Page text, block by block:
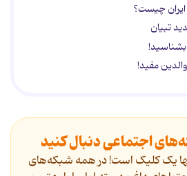
ایران چیست؟
تبیان
بشناسید!
مفید!
اجتماعی دنبال کنید
یک کلیک است! در همه شبکه‌های